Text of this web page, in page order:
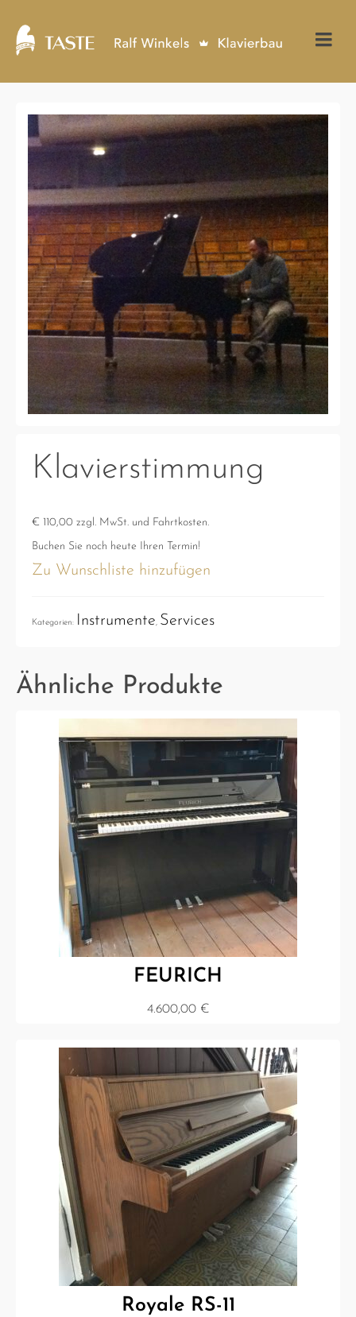
Klavierstimmung
€ 110,00 zzgl. MwSt. und Fahrtkosten.
Buchen Sie noch heute Ihren Termin!
Zu Wunschliste hinzufügen
Kategorien: Instrumente, Services
Ähnliche Produkte
FEURICH
4.600,00 €
Royale RS-11